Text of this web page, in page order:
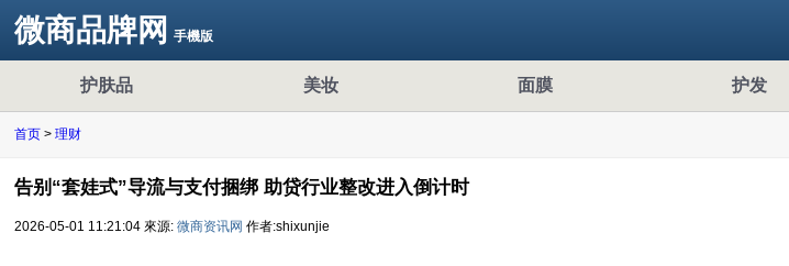
微商品牌网 手機版
护肤品 美妆 面膜 护发
首页 > 理财
告别“套娃式”导流与支付捆绑 助贷行业整改进入倒计时
2026-05-01 11:21:04 來源: 微商资讯网 作者:shixunjie